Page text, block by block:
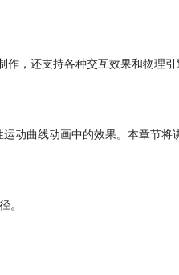
，还支持各种交互效果和物理
曲线动画中的效果。本章节将
。